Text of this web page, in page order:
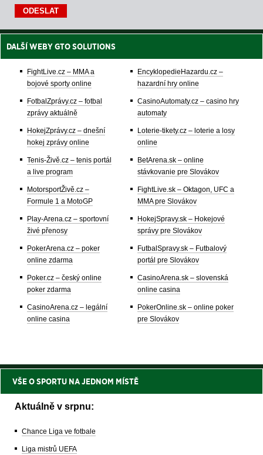
DALŠÍ WEBY GTO SOLUTIONS
FightLive.cz – MMA a
bojové sporty online
FotbalZprávy.cz – fotbal
zprávy aktuálně
HokejZprávy.cz – dnešní
hokej zprávy online
Tenis-Živě.cz – tenis portál
a live program
MotorsportŽivě.cz –
Formule 1 a MotoGP
Play-Arena.cz – sportovní
živé přenosy
PokerArena.cz – poker
online zdarma
Poker.cz – český online
poker zdarma
CasinoArena.cz – legální
online casina
EncyklopedieHazardu.cz –
hazardní hry online
CasinoAutomaty.cz – casino hry
automaty
Loterie-tikety.cz – loterie a losy
online
BetArena.sk – online
stávkovanie pre Slovákov
FightLive.sk – Oktagon, UFC a
MMA pre Slovákov
HokejSpravy.sk – Hokejové
správy pre Slovákov
FutbalSpravy.sk – Futbalový
portál pre Slovákov
CasinoArena.sk – slovenská
online casina
PokerOnline.sk – online poker
pre Slovákov
VŠE O SPORTU NA JEDNOM MÍSTĚ
Aktuálně v srpnu:
Chance Liga ve fotbale
Liga mistrů UEFA